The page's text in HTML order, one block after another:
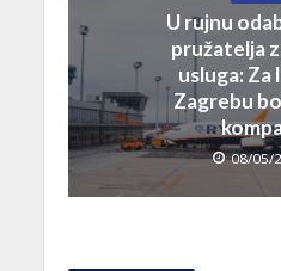
U rujnu
pružatelja
usluga: Za
Zagrebu
08/05/